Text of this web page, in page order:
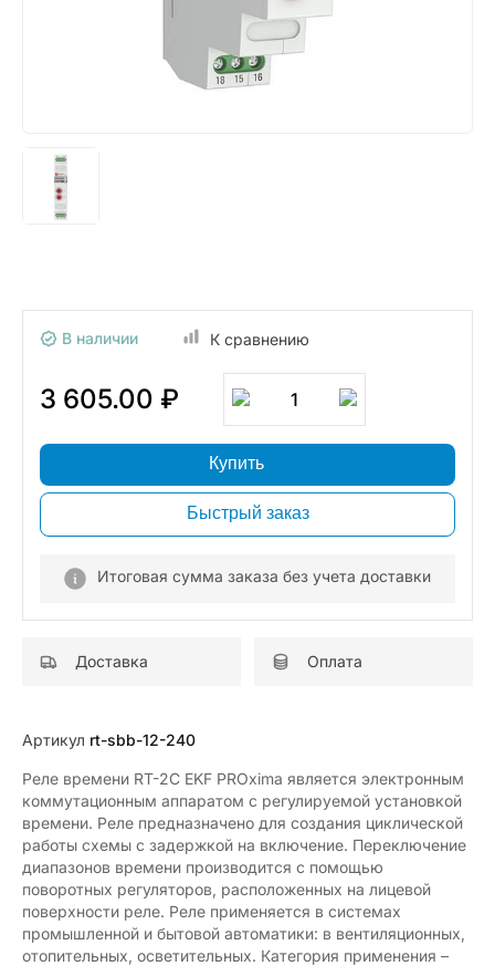
В наличии К сравнению
3 605.00 ₽ 1
Купить
Быстрый заказ
Итоговая сумма заказа без учета доставки
Доставка Оплата
Артикул rt-sbb-12-240
Реле времени RT-2C EKF PROxima является электронным
коммутационным аппаратом с регулируемой установкой
времени. Реле предназначено для создания циклической
работы схемы с задержкой на включение. Переключение
диапазонов времени производится с помощью
поворотных регуляторов, расположенных на лицевой
поверхности реле. Реле применяется в системах
промышленной и бытовой автоматики: в вентиляционных,
отопительных, осветительных. Категория применения –